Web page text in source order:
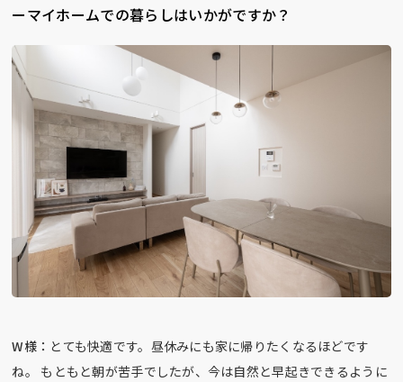
ーマイホームでの暮らしはいかがですか？
W様： とても快適です。昼休みにも家に帰りたくなるほどです
ね。 もともと朝が苦手でしたが、今は自然と早起きできるように